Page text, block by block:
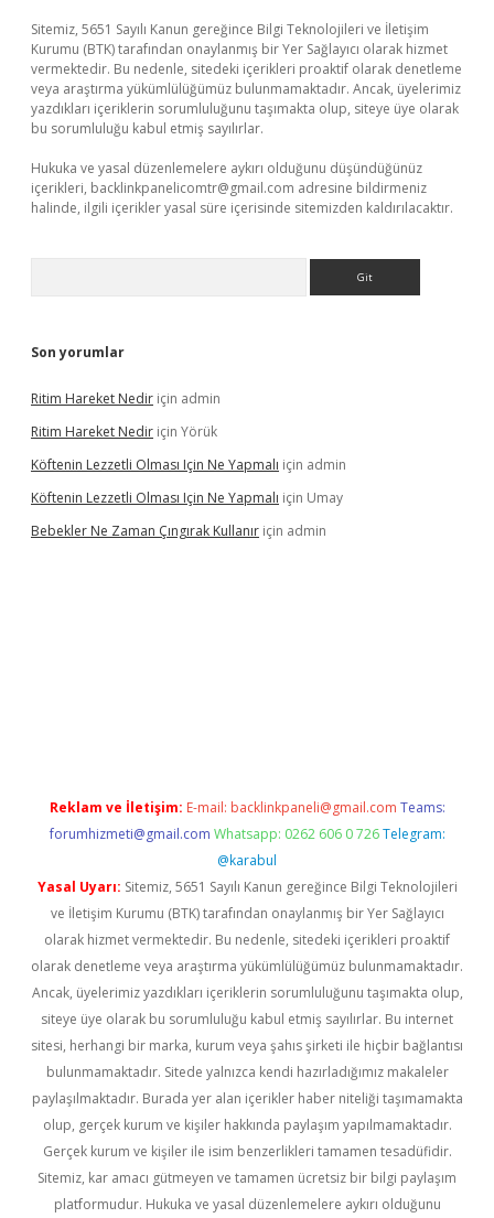
Sitemiz, 5651 Sayılı Kanun gereğince Bilgi Teknolojileri ve İletişim
Kurumu (BTK) tarafından onaylanmış bir Yer Sağlayıcı olarak hizmet
vermektedir. Bu nedenle, sitedeki içerikleri proaktif olarak denetleme
veya araştırma yükümlülüğümüz bulunmamaktadır. Ancak, üyelerimiz
yazdıkları içeriklerin sorumluluğunu taşımakta olup, siteye üye olarak
bu sorumluluğu kabul etmiş sayılırlar.
Hukuka ve yasal düzenlemelere aykırı olduğunu düşündüğünüz
içerikleri, backlinkpanelicomtr@gmail.com adresine bildirmeniz
halinde, ilgili içerikler yasal süre içerisinde sitemizden kaldırılacaktır.
Son yorumlar
Ritim Hareket Nedir için admin
Ritim Hareket Nedir için Yörük
Köftenin Lezzetli Olması Için Ne Yapmalı için admin
Köftenin Lezzetli Olması Için Ne Yapmalı için Umay
Bebekler Ne Zaman Çıngırak Kullanır için admin
Reklam ve İletişim: E-mail: backlinkpaneli@gmail.com Teams:
forumhizmeti@gmail.com Whatsapp: 0262 606 0 726 Telegram:
@karabul
Yasal Uyarı: Sitemiz, 5651 Sayılı Kanun gereğince Bilgi Teknolojileri
ve İletişim Kurumu (BTK) tarafından onaylanmış bir Yer Sağlayıcı
olarak hizmet vermektedir. Bu nedenle, sitedeki içerikleri proaktif
olarak denetleme veya araştırma yükümlülüğümüz bulunmamaktadır.
Ancak, üyelerimiz yazdıkları içeriklerin sorumluluğunu taşımakta olup,
siteye üye olarak bu sorumluluğu kabul etmiş sayılırlar. Bu internet
sitesi, herhangi bir marka, kurum veya şahıs şirketi ile hiçbir bağlantısı
bulunmamaktadır. Sitede yalnızca kendi hazırladığımız makaleler
paylaşılmaktadır. Burada yer alan içerikler haber niteliği taşımamakta
olup, gerçek kurum ve kişiler hakkında paylaşım yapılmamaktadır.
Gerçek kurum ve kişiler ile isim benzerlikleri tamamen tesadüfidir.
Sitemiz, kar amacı gütmeyen ve tamamen ücretsiz bir bilgi paylaşım
platformudur. Hukuka ve yasal düzenlemelere aykırı olduğunu